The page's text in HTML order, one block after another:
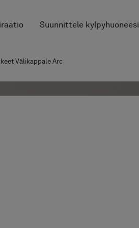
Suunnittele kylpyhuoneesi
Välikappale Arc